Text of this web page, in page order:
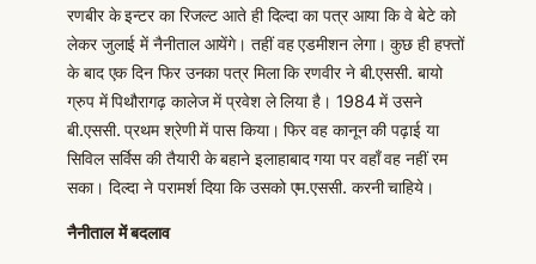
रणबीर के इन्टर का रिजल्ट आते ही दिल्दा का पत्र आया कि वे बेटे को
लेकर जुलाई में नैनीताल आयेंगे। तहीं वह एडमीशन लेगा। कुछ ही हफ्तों
के बाद एक दिन फिर उनका पत्र मिला कि रणवीर ने बी.एससी. बायो
ग्रुप में पिथौरागढ़ कालेज में प्रवेश ले लिया है। 1984 में उसने
बी.एससी. प्रथम श्रेणी में पास किया। फिर वह कानून की पढ़ाई या
सिविल सर्विस की तैयारी के बहाने इलाहाबाद गया पर वहाँ वह नहीं रम
सका। दिल्दा ने परामर्श दिया कि उसको एम.एससी. करनी चाहिये।
नैनीताल में बदलाव